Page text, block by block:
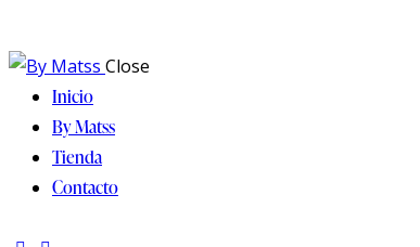
Close
Inicio
By Matss
Tienda
Contacto